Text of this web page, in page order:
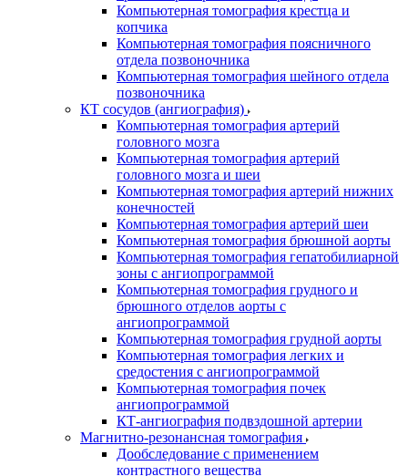
Компьютерная томография крестца и
копчика
Компьютерная томография поясничного
отдела позвоночника
Компьютерная томография шейного отдела
позвоночника
КТ сосудов (ангиография)
Компьютерная томография артерий
головного мозга
Компьютерная томография артерий
головного мозга и шеи
Компьютерная томография артерий нижних
конечностей
Компьютерная томография артерий шеи
Компьютерная томография брюшной аорты
Компьютерная томография гепатобилиарной
зоны с ангиопрограммой
Компьютерная томография грудного и
брюшного отделов аорты с
ангиопрограммой
Компьютерная томография грудной аорты
Компьютерная томография легких и
средостения с ангиопрограммой
Компьютерная томография почек
ангиопрограммой
КТ-ангиография подвздошной артерии
Магнитно-резонансная томография
Дообследование с применением
контрастного вещества